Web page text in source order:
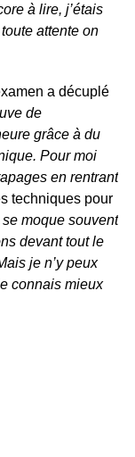
à lire, j’étais
attente on
a décuplé
de
grâce à du
Pour moi
en rentrant
techniques pour
se moque souvent
devant tout le
je n’y peux
connais mieux